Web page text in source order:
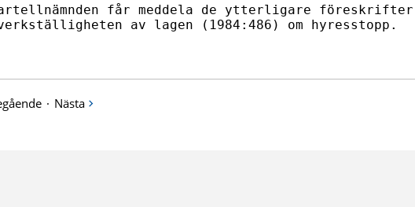
får meddela de ytterligare föreskrifter
av lagen (1984:486) om hyresstopp.
· Nästa